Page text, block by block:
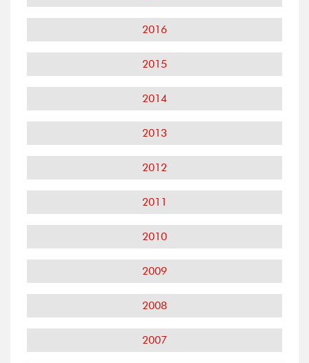
2016
2015
2014
2013
2012
2011
2010
2009
2008
2007